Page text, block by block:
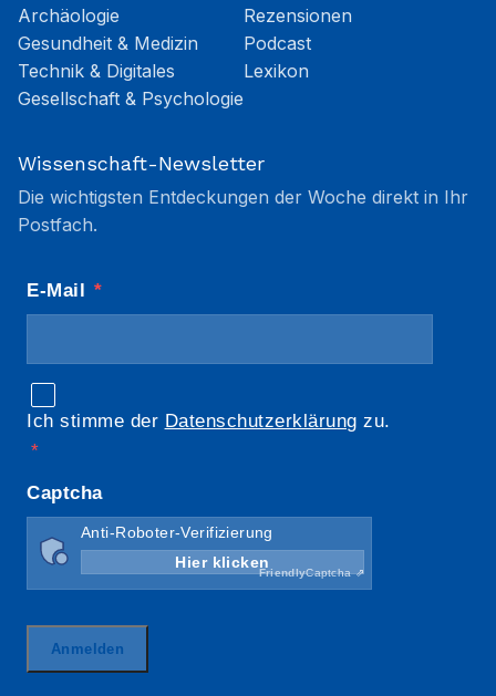
Archäologie
Gesundheit & Medizin
Technik & Digitales
Gesellschaft & Psychologie
Rezensionen
Podcast
Lexikon
Wissenschaft-Newsletter
Die wichtigsten Entdeckungen der Woche direkt in Ihr
Postfach.